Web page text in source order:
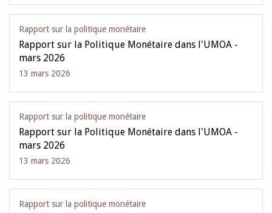
Rapport sur la politique monétaire
Rapport sur la Politique Monétaire dans l'UMOA -
mars 2026
13 mars 2026
Rapport sur la politique monétaire
Rapport sur la Politique Monétaire dans l'UMOA -
mars 2026
13 mars 2026
Rapport sur la politique monétaire